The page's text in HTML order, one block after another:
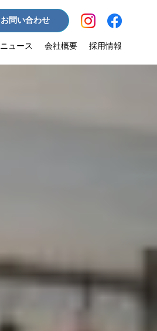
お問い合わせ
ニュース 会社概要 採用情報